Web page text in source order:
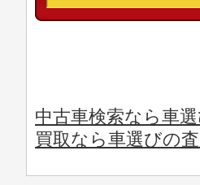
中古車検索なら車
買取なら車選びの